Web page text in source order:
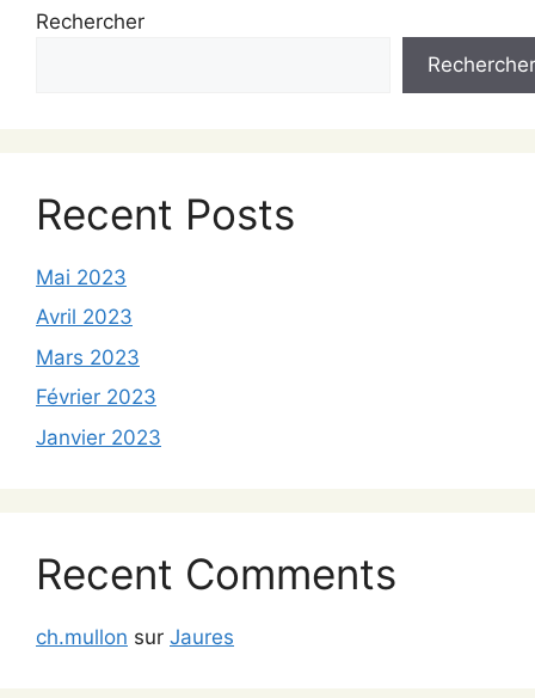
Rechercher
Rechercher
Recent Posts
Mai 2023
Avril 2023
Mars 2023
Février 2023
Janvier 2023
Recent Comments
ch.mullon sur Jaures